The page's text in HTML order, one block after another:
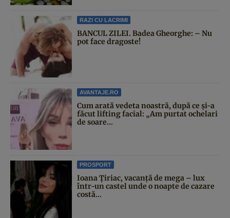
RAZI CU LACRIMI
BANCUL ZILEI. Badea Gheorghe: – Nu
pot face dragoste!
AVANTAJE.RO
Cum arată vedeta noastră, după ce și-a
făcut lifting facial: „Am purtat ochelari
de soare...
PROSPORT
Ioana Țiriac, vacanță de mega – lux
într-un castel unde o noapte de cazare
costă...